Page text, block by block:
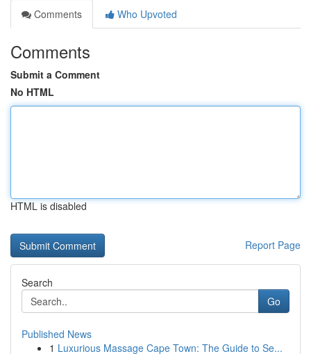
Comments
Who Upvoted
Comments
Submit a Comment
No HTML
HTML is disabled
Report Page
Search
Go
Published News
1 Luxurious Massage Cape Town: The Guide to Se...